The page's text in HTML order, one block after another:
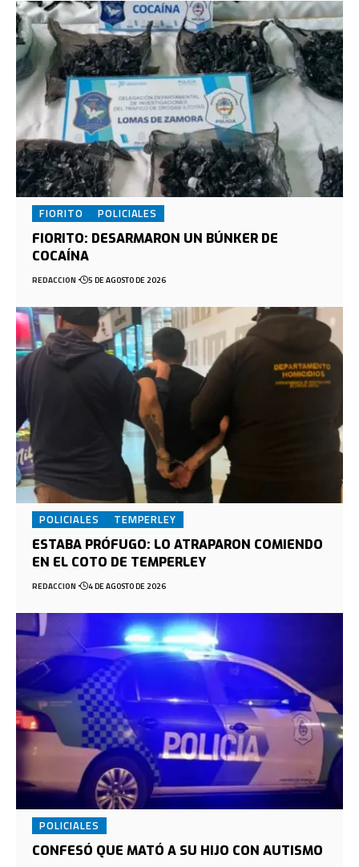
FIORITO POLICIALES
FIORITO: DESARMARON UN BÚNKER DE
COCAÍNA
REDACCION 5 DE AGOSTO DE 2026
POLICIALES TEMPERLEY
ESTABA PRÓFUGO: LO ATRAPARON COMIENDO
EN EL COTO DE TEMPERLEY
REDACCION 4 DE AGOSTO DE 2026
POLICIALES
CONFESÓ QUE MATÓ A SU HIJO CON AUTISMO